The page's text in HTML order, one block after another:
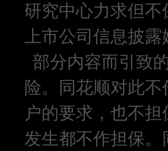
研究中心力求但
上市公司信息披
部分内容而引致
险。同花顺对此
户的要求，也不
发生都不作担保